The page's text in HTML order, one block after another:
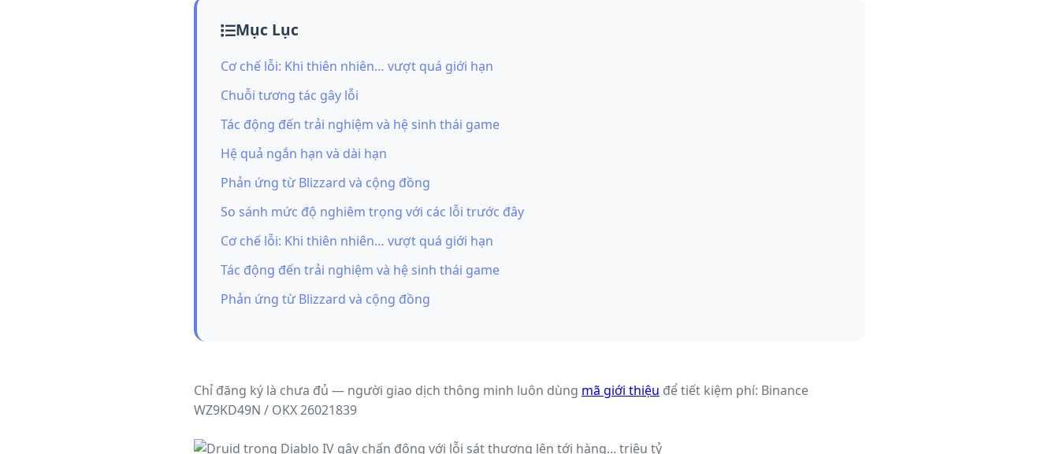
Mục Lục
Cơ chế lỗi: Khi thiên nhiên… vượt quá giới hạn
Chuỗi tương tác gây lỗi
Tác động đến trải nghiệm và hệ sinh thái game
Hệ quả ngắn hạn và dài hạn
Phản ứng từ Blizzard và cộng đồng
So sánh mức độ nghiêm trọng với các lỗi trước đây
Cơ chế lỗi: Khi thiên nhiên… vượt quá giới hạn
Tác động đến trải nghiệm và hệ sinh thái game
Phản ứng từ Blizzard và cộng đồng
Chỉ đăng ký là chưa đủ — người giao dịch thông minh luôn dùng mã giới thiệu để tiết kiệm phí: Binance
WZ9KD49N / OKX 26021839